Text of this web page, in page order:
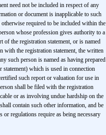
need not be included in respect of any
or document is inapplicable to such
required to be included within the
whose profession gives authority to a
of the registration statement, or is named
with the registration statement, the written
such person is named as having prepared
which is used in connection
such report or valuation for use in
shall be filed with the registration
or as involving undue hardship on the
contain such other information, and be
or regulations require as being necessary